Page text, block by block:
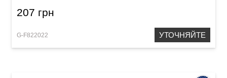
207 грн
G-F822022 УТОЧНЯЙТЕ